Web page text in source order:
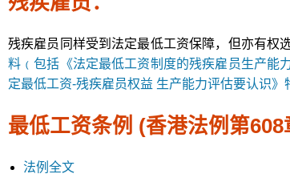
残疾雇员同样受到法定最低工资保障，但亦有权
料﹙包括《法定最低工资制度的残疾雇员生产能
定最低工资-残疾雇员权益 生产能力评估要认识》
最低工资条例 (香港法例第608
法例全文